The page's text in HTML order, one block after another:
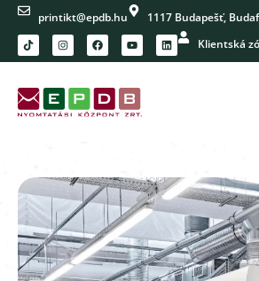
printikt@epdb.hu
1117 Budapešť,
Klientská